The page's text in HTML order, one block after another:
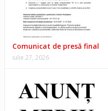
Comunicat de presă final
iulie 27, 2026